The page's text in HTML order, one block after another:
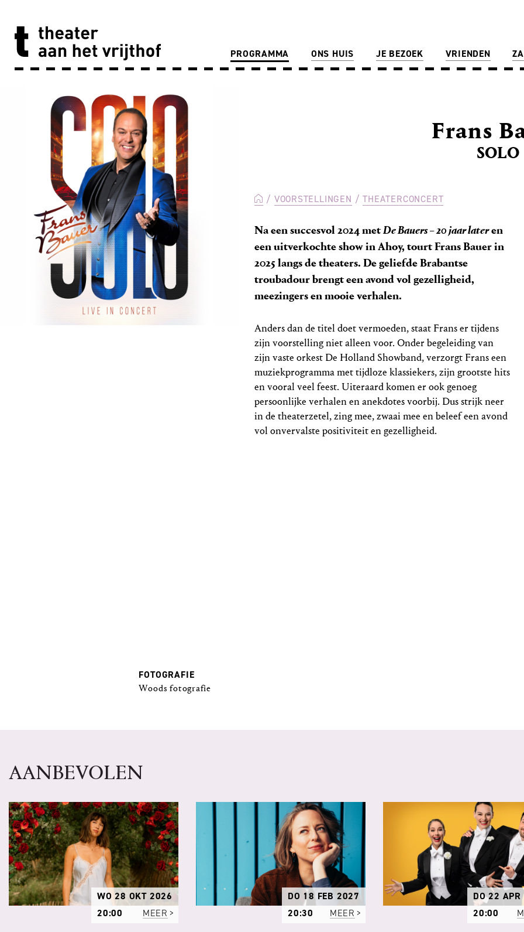
PROGRAMMA ONS HUIS JE BEZOEK VRIENDEN
SOLO
Frans
VOORSTELLINGEN THEATERCONCERT
Na een succesvol 2024 metDe Bauers – 20 jaar lateren
een uitverkochte show in Ahoy, tourt Frans Bauer in
2025 langs de theaters. De geliefde Brabantse
troubadour brengt een avond vol gezelligheid,
meezingers en mooie verhalen.
Anders dan de titel doet vermoeden, staat Frans er tijdens
zijn voorstelling niet alleen voor. Onder begeleiding van
zijn vaste orkest De Holland Showband, verzorgt Frans een
muziekprogramma met tijdloze klassiekers, zijn grootste hits
en vooral veel feest. Uiteraard komen er ook genoeg
persoonlijke verhalen en anekdotes voorbij. Dus strijk neer
in de theaterzetel, zing mee, zwaai mee en beleef een avond
vol onvervalste positiviteit en gezelligheid.
FOTOGRAFIE
Woods fotografie
AANBEVOLEN
WO 28 OKT 2026
20:00
MEER
DO 18 FEB 2027
20:30
MEER
DO 22
20:00